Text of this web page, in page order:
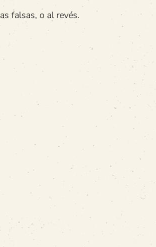
falsas, o al revés.